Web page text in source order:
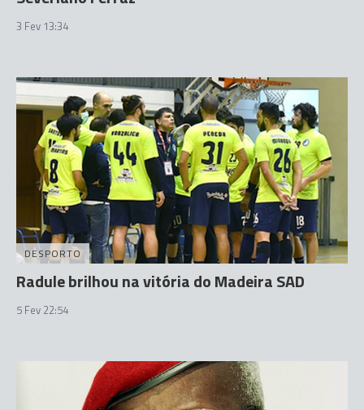
3 Fev 13:34
DESPORTO
Radule brilhou na vitória do Madeira SAD
5 Fev 22:54